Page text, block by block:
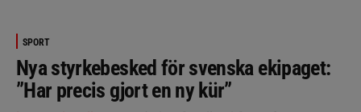
SPORT
Nya styrkebesked för svenska ekipaget:
”Har precis gjort en ny kür”